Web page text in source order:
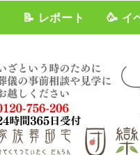
📝 レポート 🥳 イ